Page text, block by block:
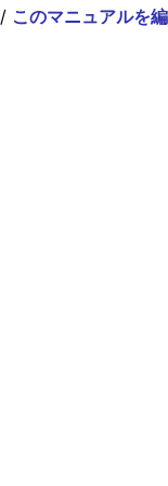
/ このマニュアルを